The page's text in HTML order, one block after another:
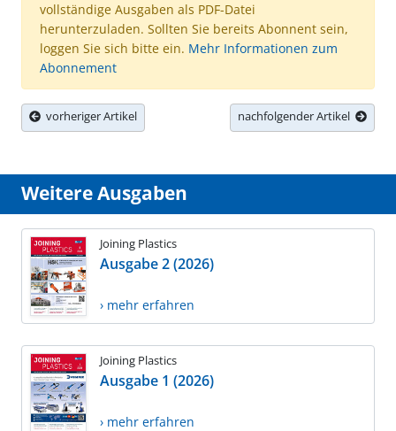
vollständige Ausgaben als PDF-Datei
herunterzuladen. Sollten Sie bereits Abonnent sein,
loggen Sie sich bitte ein. Mehr Informationen zum
Abonnement
vorheriger Artikel nachfolgender Artikel
Weitere Ausgaben
Joining Plastics
Ausgabe 2 (2026)
› mehr erfahren
Joining Plastics
Ausgabe 1 (2026)
› mehr erfahren